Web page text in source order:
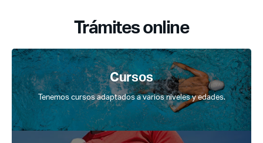
Trámites online
Cursos
Tenemos cursos adaptados a varios niveles y edades.